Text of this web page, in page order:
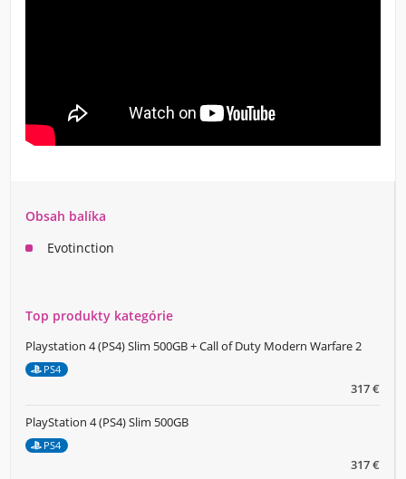
Obsah balíka
Evotinction
Top produkty kategórie
317 €
Playstation 4 (PS4) Slim 500GB + Call of Duty Modern Warfare 2
PS4
317 €
PlayStation 4 (PS4) Slim 500GB
PS4